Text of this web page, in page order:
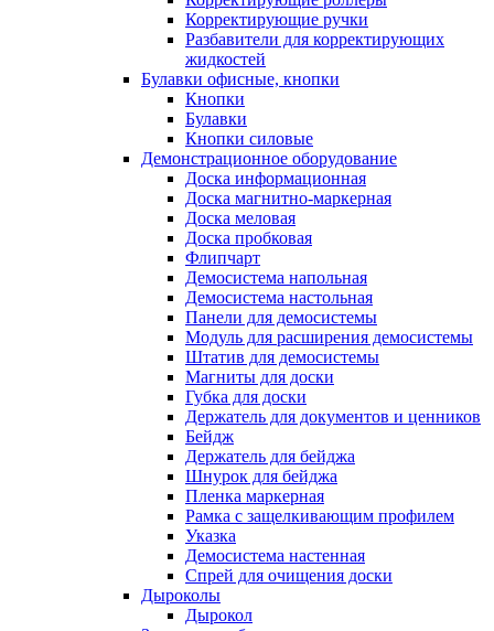
Корректирующие ручки
Разбавители для корректирующих
жидкостей
Булавки офисные, кнопки
Кнопки
Булавки
Кнопки силовые
Демонстрационное оборудование
Доска информационная
Доска магнитно-маркерная
Доска меловая
Доска пробковая
Флипчарт
Демосистема напольная
Демосистема настольная
Панели для демосистемы
Модуль для расширения демосистемы
Штатив для демосистемы
Магниты для доски
Губка для доски
Держатель для документов и ценников
Бейдж
Держатель для бейджа
Шнурок для бейджа
Пленка маркерная
Рамка с защелкивающим профилем
Указка
Демосистема настенная
Спрей для очищения доски
Дыроколы
Дырокол